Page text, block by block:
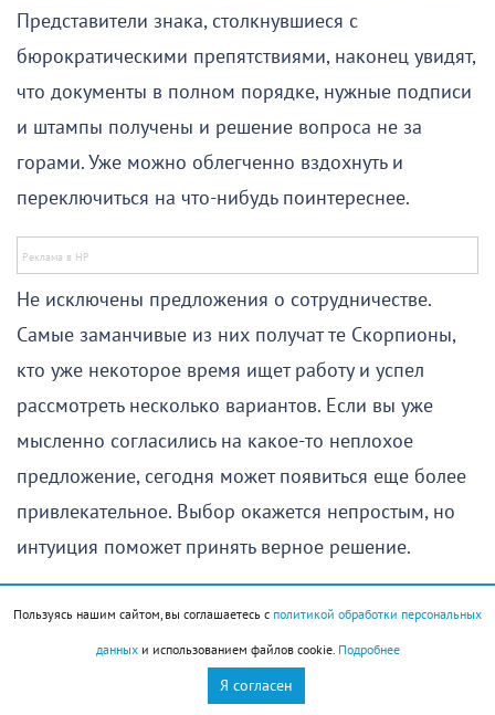
Представители знака, столкнувшиеся с
бюрократическими препятствиями, наконец увидят,
что документы в полном порядке, нужные подписи
и штампы получены и решение вопроса не за
горами. Уже можно облегченно вздохнуть и
переключиться на что-нибудь поинтереснее.
Не исключены предложения о сотрудничестве.
Самые заманчивые из них получат те Скорпионы,
кто уже некоторое время ищет работу и успел
рассмотреть несколько вариантов. Если вы уже
мысленно согласились на какое-то неплохое
предложение, сегодня может появиться еще более
привлекательное. Выбор окажется непростым, но
интуиция поможет принять верное решение.
встречи с друзьями подарят вдохновение, а
романтическое свидание оправдает самые смелые
Пользуясь нашим сайтом, вы соглашаетесь с политикой обработки персональных
данныхи использованием файлов cookie. Подробнее
Я согласен